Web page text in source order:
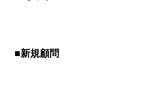
■新規顧問